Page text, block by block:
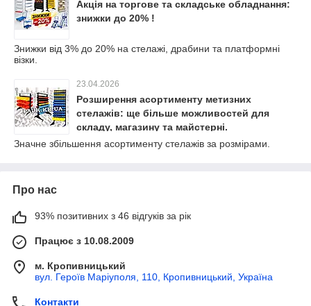
Акція на торгове та складське обладнання:
знижки до 20% !
Знижки від 3% до 20% на стелажі, драбини та платформні
візки.
23.04.2026
Розширення асортименту метизних
стелажів: ще більше можливостей для
складу, магазину та майстерні.
Значне збільшення асортименту стелажів за розмірами.
Про нас
93% позитивних з 46 відгуків за рік
Працює з 10.08.2009
м. Кропивницький
вул. Героїв Маріуполя, 110, Кропивницький, Україна
Контакти